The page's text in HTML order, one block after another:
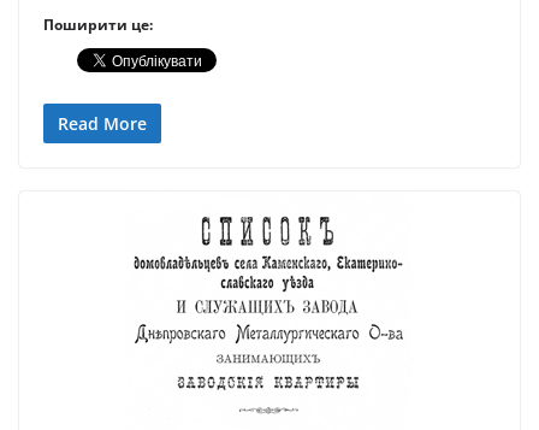
Поширити це:
Read More